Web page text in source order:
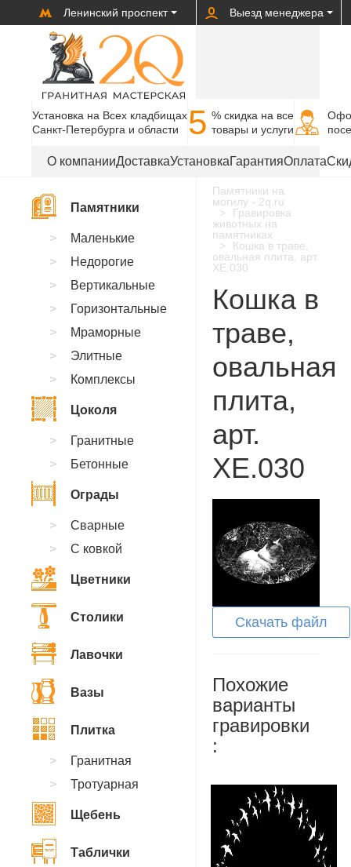
Ленинский проспект Выезд менеджера
Установка на Всех кладбищах
Санкт-Петербурга и области
5 % cкидка на все
товары и услуги
О компанииДоставкаУстановкаГарантияОплата
Памятники на
могилу - 2q.ru
Гравировка
животных на
памятниках
Кошка в траве,
овальная плита, арт.
XE.030
Кошка в
траве,
овальная
плита,
арт.
XE.030
Скачать файл
Похожие
варианты
гравировки
:
Памятники
Маленькие
Недорогие
Вертикальные
Горизонтальные
Мраморные
Элитные
Комплексы
Цоколя
Гранитные
Бетонные
Ограды
Сварные
С ковкой
Цветники
Столики
Лавочки
Вазы
Плитка
Гранитная
Тротуарная
Щебень
Таблички